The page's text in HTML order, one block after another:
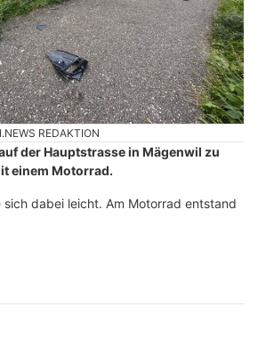
REDAKTION
der Hauptstrasse in Mägenwil zu
einem Motorrad.
dabei leicht. Am Motorrad entstand